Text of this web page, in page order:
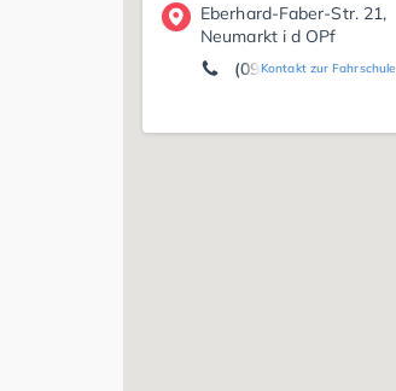
Eberhard-Faber-Str. 21,
Neumarkt i d OPf
Kontakt zur Fahrschule
(09181) 3 38 50